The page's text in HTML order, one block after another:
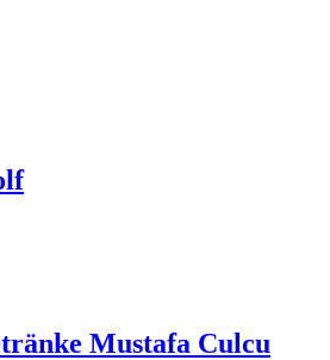
Mustafa Culcu